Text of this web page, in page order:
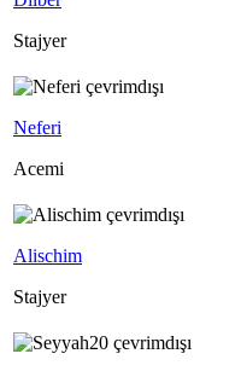
Stajyer
Neferi
Acemi
Alischim
Stajyer